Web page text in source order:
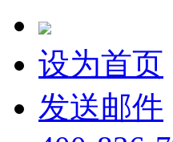
设为首页
发送邮件